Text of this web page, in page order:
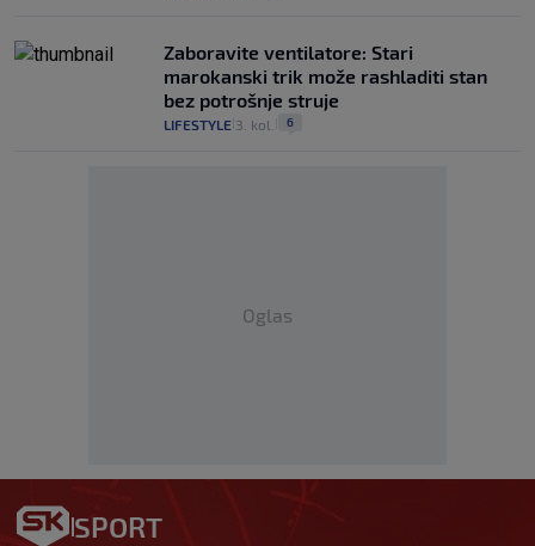
Zaboravite ventilatore: Stari
marokanski trik može rashladiti stan
bez potrošnje struje
LIFESTYLE 3. kol. 6
Oglas
SPORT